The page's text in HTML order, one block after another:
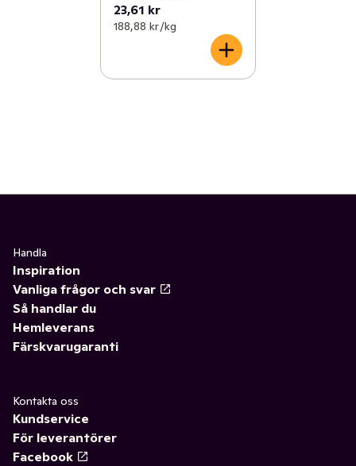
23,61 kr
188,88 kr /kg
Handla
Inspiration
Vanliga frågor och svar
Så handlar du
Hemleverans
Färskvarugaranti
Kontakta oss
Kundservice
För leverantörer
Facebook